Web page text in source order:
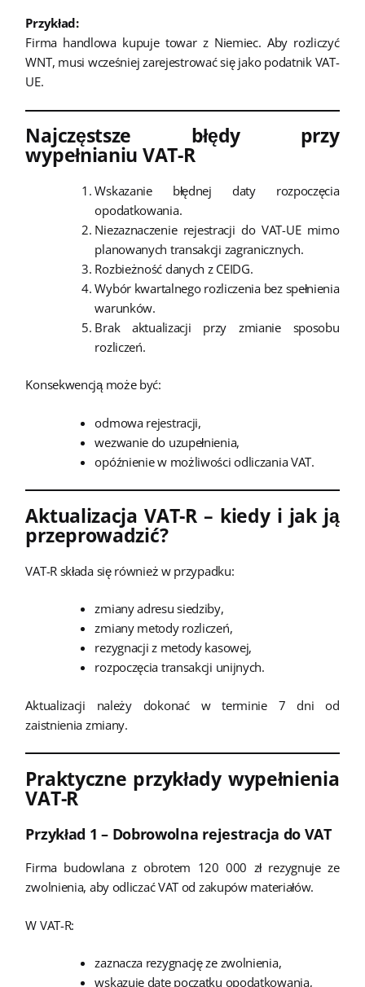
Przykład:
Firma handlowa kupuje towar z Niemiec. Aby rozliczyć
WNT, musi wcześniej zarejestrować się jako podatnik VAT-
UE.
Najczęstsze błędy przy
wypełnianiu VAT-R
Wskazanie błędnej daty rozpoczęcia
opodatkowania.
Niezaznaczenie rejestracji do VAT-UE mimo
planowanych transakcji zagranicznych.
Rozbieżność danych z CEIDG.
Wybór kwartalnego rozliczenia bez spełnienia
warunków.
Brak aktualizacji przy zmianie sposobu
rozliczeń.
Konsekwencją może być:
odmowa rejestracji,
wezwanie do uzupełnienia,
opóźnienie w możliwości odliczania VAT.
Aktualizacja VAT-R – kiedy i jak ją
przeprowadzić?
VAT-R składa się również w przypadku:
zmiany adresu siedziby,
zmiany metody rozliczeń,
rezygnacji z metody kasowej,
rozpoczęcia transakcji unijnych.
Aktualizacji należy dokonać w terminie 7 dni od
zaistnienia zmiany.
Praktyczne przykłady wypełnienia
VAT-R
Przykład 1 – Dobrowolna rejestracja do VAT
Firma budowlana z obrotem 120 000 zł rezygnuje ze
zwolnienia, aby odliczać VAT od zakupów materiałów.
W VAT-R:
zaznacza rezygnację ze zwolnienia,
wskazuje datę początku opodatkowania,